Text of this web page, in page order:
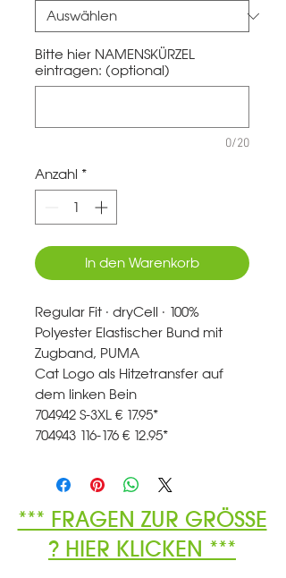
Bitte hier NAMENSKÜRZEL
eintragen: (optional)
0/20
Anzahl *
In den Warenkorb
Regular Fit · dryCell · 100%
Polyester Elastischer Bund mit
Zugband, PUMA
Cat Logo als Hitzetransfer auf
dem linken Bein
704942 S-3XL € 17.95*
704943 116-176 € 12.95*
*** FRAGEN ZUR GRÖSSE
? HIER KLICKEN ***